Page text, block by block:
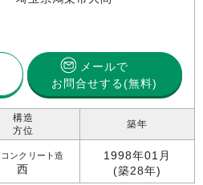
メールで
お問合せする(無料)
構造
方位
ンクリート造
西
築年
1998年01月
(築28年)